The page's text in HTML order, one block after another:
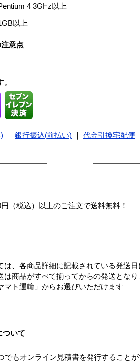
4 3GHz以上
以上
意点
銀行振込(前払い) 代金引換宅配便
（税込）以上のご注文で送料無料！
、各商品詳細に記載されている発送日
商品がすべて揃ってからの発送となり
ト運輸」からお選びいただけます
ついて
もオンライン見積書を発行することが